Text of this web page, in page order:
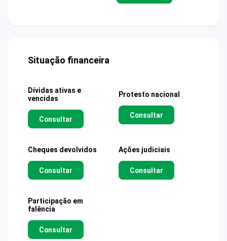
Situação financeira
Dívidas ativas e
vencidas
Consultar
Protesto nacional
Consultar
Cheques devolvidos
Consultar
Ações judiciais
Consultar
Participação em
falência
Consultar